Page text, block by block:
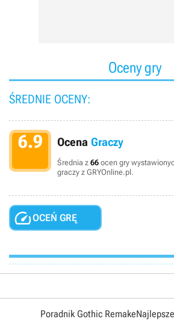
Oceny gry
ŚREDNIE OCENY:
6.9 Ocena Graczy
Średnia z 66 ocen gry
graczy z GRYOnline.pl.
OCEŃ GRĘ
Poradnik Gothic Remake